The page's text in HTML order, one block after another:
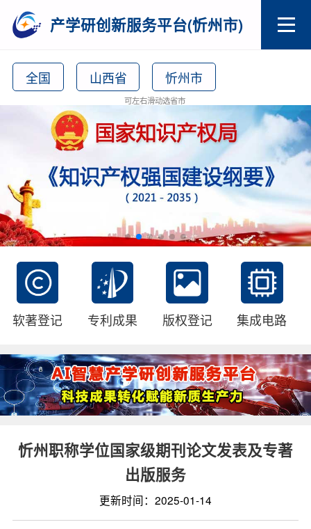
产学研创新服务平台(忻州市)
全国 山西省 忻州市
可左右滑动选省市
软著登记 专利成果 版权登记 集成电路
忻州职称学位国家级期刊论文发表及专著
出版服务
更新时间：2025-01-14